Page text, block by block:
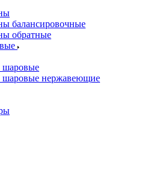
балансировочные
обратные
нержавеющие